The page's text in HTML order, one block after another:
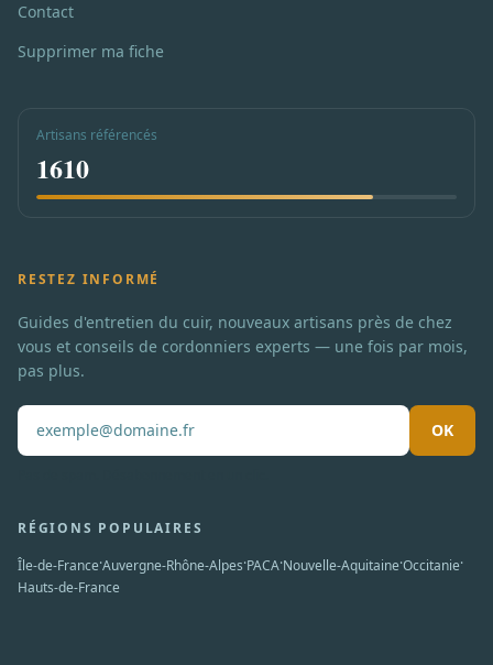
Contact
Supprimer ma fiche
Artisans référencés
1610
RESTEZ INFORMÉ
Guides d'entretien du cuir, nouveaux artisans près de chez
vous et conseils de cordonniers experts — une fois par mois,
pas plus.
OK
RÉGIONS POPULAIRES
Île-de-France·Auvergne-Rhône-Alpes·PACA·Nouvelle-Aquitaine·Occitanie·
Hauts-de-France